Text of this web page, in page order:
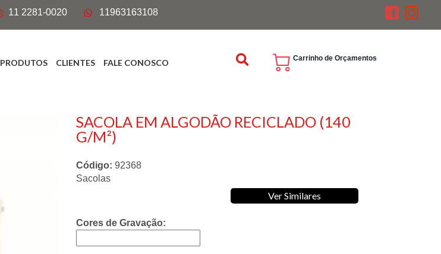
11 2281-0020 11963163108
PRODUTOS CLIENTES FALE CONOSCO Carrinho de Orçamentos
SACOLA EM ALGODÃO RECICLADO (140
G/M²)
Código: 92368
Sacolas
Ver Similares
Cores de Gravação: